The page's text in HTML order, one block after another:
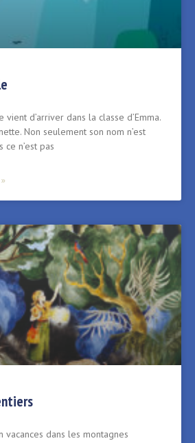
d’arriver dans la classe d’Emma.
Non seulement son nom n’est
ce n’est pas
vacances dans les montagnes